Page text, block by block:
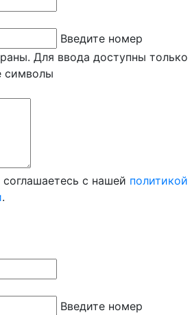
Введите номер
Для ввода доступны только
символы
с нашей политикой
.
Введите номер